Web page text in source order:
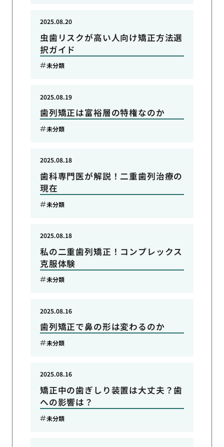
虫歯リスクが高い人向け矯正方法選
択ガイド
2025.08.20
未分類
歯列矯正は富裕層の特権なのか
2025.08.19
未分類
歯科専門医が解説！二重歯列治療の
現在
2025.08.18
未分類
私の二重歯列矯正！コンプレックス
克服体験
2025.08.18
未分類
歯列矯正で鼻の形は変わるのか
2025.08.16
未分類
矯正中の歯ぎしり装置は大丈夫？歯
への影響は？
2025.08.16
未分類